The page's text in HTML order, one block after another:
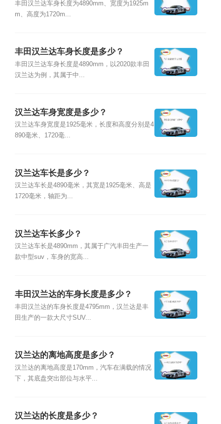
丰田汉兰达车身长度为4890mm、宽度为1925m
m、高度为1720m...
丰田汉兰达车身长度是多少？
丰田汉兰达车身长度是4890mm，以2020款丰田
汉兰达为例，其属于中...
汉兰达车身宽度是多少？
汉兰达车身宽度是1925毫米，长度和高度分别是4
890毫米、1720毫...
汉兰达车长是多少？
汉兰达车长是4890毫米，其宽是1925毫米、高是
1720毫米，轴距为...
汉兰达车长多少？
汉兰达车长是4890mm，其属于广汽丰田生产一
款中型suv，车身的宽高...
丰田汉兰达的车身长度是多少？
丰田汉兰达的车身长度是4795mm，汉兰达是丰
田生产的一款大尺寸SUV...
汉兰达的离地高度是多少？
汉兰达的离地高度是170mm，汽车在满载的情况
下，其底盘突出部位与水平...
汉兰达的长度是多少？